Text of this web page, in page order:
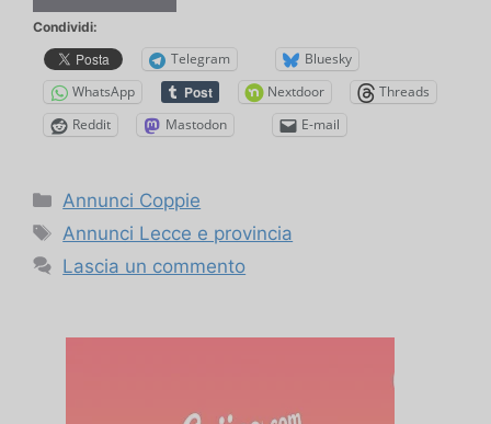
pugliese
altre
coppie
o
Condividi:
Telegram
Bluesky
WhatsApp
Nextdoor
Threads
Reddit
Mastodon E-mail
Categorie
Annunci Coppie
Tag
Annunci Lecce e provincia
Lascia un commento